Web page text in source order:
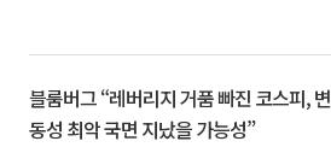
블룸버그 “레버리지 거품 빠진 코스피, 변
동성 최악 국면 지났을 가능성”